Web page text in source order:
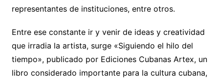
representantes de instituciones, entre otros.
Entre ese constante ir y venir de ideas y creatividad
que irradia la artista, surge «Siguiendo el hilo del
tiempo», publicado por Ediciones Cubanas Artex, un
libro considerado importante para la cultura cubana,